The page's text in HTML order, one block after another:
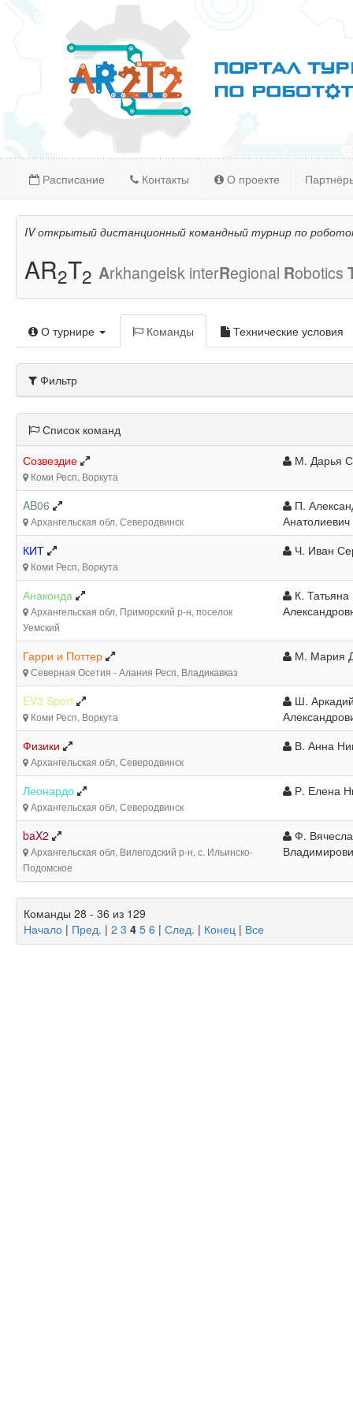
Расписание Контакты О проекте
IV открытый дистанционный командный турнир по
AR2T2 Arkhangelsk interRegional Robotics
О турнире Команды Технические условия
Фильтр
Список команд
Созвездие
Коми Респ, Воркута
М. Дарья
AB06
Архангельская обл, Северодвинск
П.
Анатолиевич
КИТ
Коми Респ, Воркута
Ч. Иван
Анаконда
Архангельская обл, Приморский р-н, поселок
Уемский
К. Татьяна
Гарри и Поттер
Северная Осетия - Алания Респ, Владикавказ
М. Мария
EV3 Sport
Коми Респ, Воркута
Ш.
Физики
Архангельская обл, Северодвинск
В. Анна
Леонардо
Архангельская обл, Северодвинск
Р. Елена
baX2
Архангельская обл, Вилегодский р-н, с. Ильинско-
Подомское
Ф.
Команды 28 - 36 из 129
Начало | Пред. | 2 3 4 5 6 | След. | Конец | Все